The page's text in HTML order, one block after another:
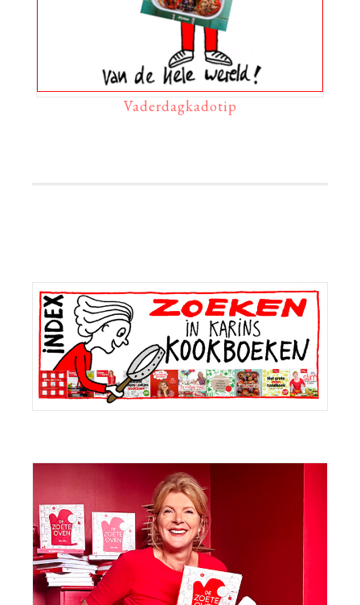
Vaderdagkadotip
Primaire
Sidebar